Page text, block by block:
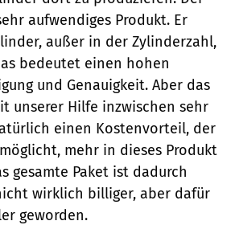
aufwendiges Produkt. Er
außer in der Zylinderzahl,
bedeutet einen hohen
und Genauigkeit. Aber das
unserer Hilfe inzwischen sehr
einen Kostenvorteil, der
mehr in dieses Produkt
gesamte Paket ist dadurch
wirklich billiger, aber dafür
geworden.